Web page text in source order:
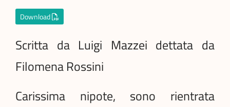
Download
Scritta da Luigi Mazzei dettata da
Filomena Rossini
Carissima nipote, sono rientrata